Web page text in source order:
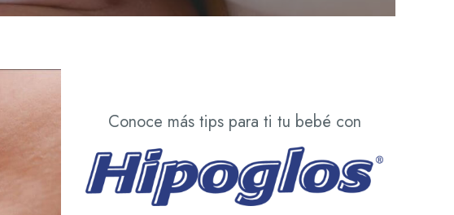
Conoce más tips para ti tu bebé con